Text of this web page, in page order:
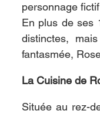
personnage
En plus de ses
distinctes,
fantasmée,
La Cuisine de
Située au rez-